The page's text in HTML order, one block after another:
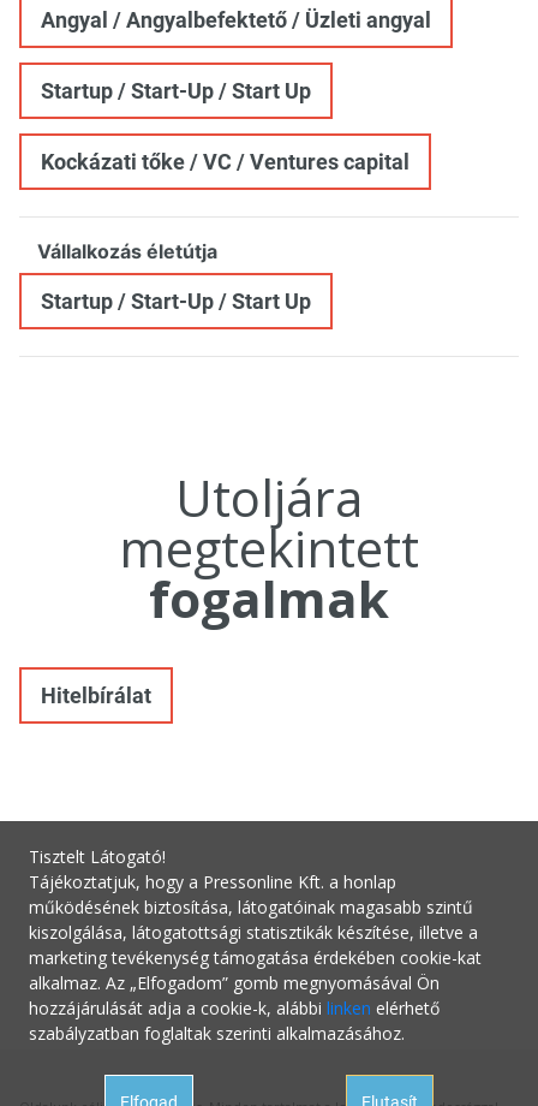
Angyal / Angyalbefektető / Üzleti angyal
Startup / Start-Up / Start Up
Kockázati tőke / VC / Ventures capital
Vállalkozás életútja
Startup / Start-Up / Start Up
Utoljára
megtekintett
fogalmak
Hitelbírálat
Tisztelt Látogató!
Tájékoztatjuk, hogy a Pressonline Kft. a honlap
működésének biztosítása, látogatóinak magasabb szintű
kiszolgálása, látogatottsági statisztikák készítése, illetve a
marketing tevékenység támogatása érdekében cookie-kat
alkalmaz. Az „Elfogadom” gomb megnyomásával Ön
hozzájárulását adja a cookie-k, alábbi linken elérhető
szabályzatban foglaltak szerinti alkalmazásához.